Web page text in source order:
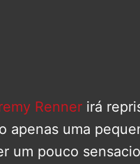
Renner irá
apenas uma
um pouco